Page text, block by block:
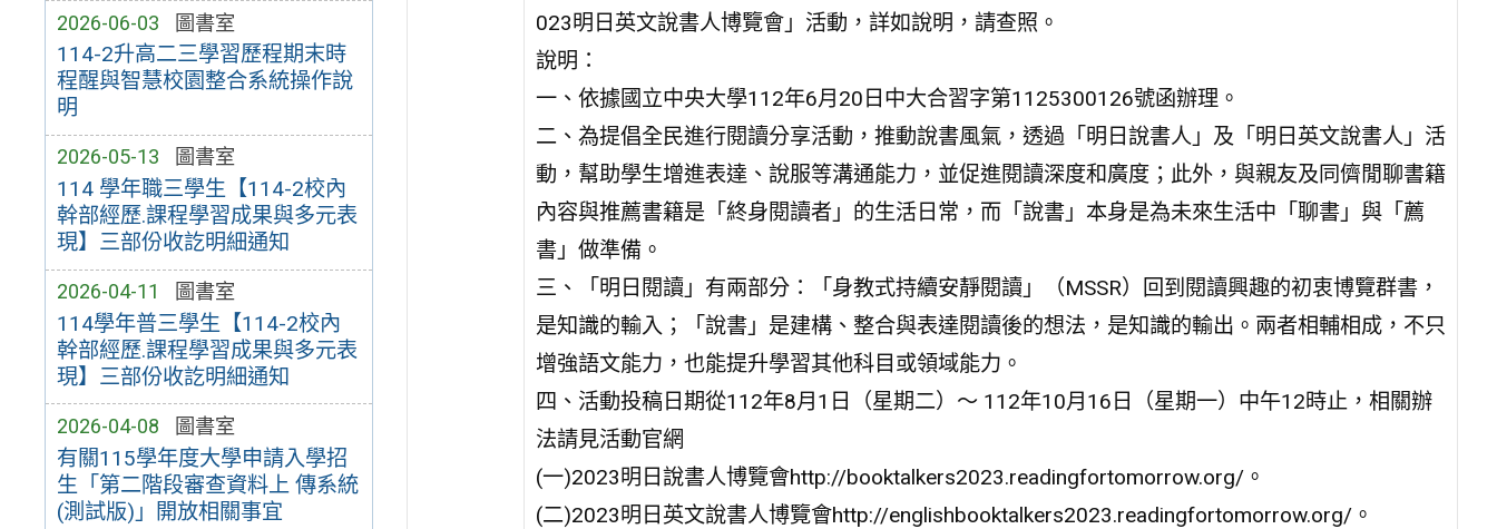
2026-06-03 圖書室
114-2升高二三學習歷程期末時
程醒與智慧校園整合系統操作說
明
2026-05-13 圖書室
114 學年職三學生【114-2校內
幹部經歷.課程學習成果與多元表
現】三部份收訖明細通知
2026-04-11 圖書室
114學年普三學生【114-2校內
幹部經歷.課程學習成果與多元表
現】三部份收訖明細通知
2026-04-08 圖書室
有關115學年度大學申請入學招
生「第二階段審查資料上 傳系統
(測試版)」開放相關事宜
023明日英文說書人博覽會」活動，詳如說明，請查照。
說明：
一、依據國立中央大學112年6月20日中大合習字第1125300126號函辦理。
二、為提倡全民進行閱讀分享活動，推動說書風氣，透過「明日說書人」及「明日英文說書人」活
動，幫助學生增進表達、說服等溝通能力，並促進閱讀深度和廣度；此外，與親友及同儕閒聊書籍
內容與推薦書籍是「終身閱讀者」的生活日常，而「說書」本身是為未來生活中「聊書」與「薦
書」做準備。
三、「明日閱讀」有兩部分：「身教式持續安靜閱讀」（MSSR）回到閱讀興趣的初衷博覽群書，
是知識的輸入；「說書」是建構、整合與表達閱讀後的想法，是知識的輸出。兩者相輔相成，不只
增強語文能力，也能提升學習其他科目或領域能力。
四、活動投稿日期從112年8月1日（星期二）～ 112年10月16日（星期一）中午12時止，相關辦
法請見活動官網
(一)2023明日說書人博覽會http://booktalkers2023.readingfortomorrow.org/。
(二)2023明日英文說書人博覽會http://englishbooktalkers2023.readingfortomorrow.org/。